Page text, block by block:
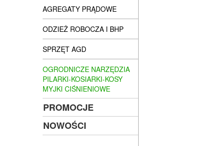
AGREGATY PRĄDOWE
ODZIEŻ ROBOCZA I BHP
SPRZĘT AGD
OGRODNICZE NARZĘDZIA
PILARKI-KOSIARKI-KOSY
MYJKI CIŚNIENIOWE
PROMOCJE
NOWOŚCI